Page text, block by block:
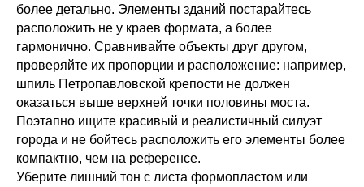
более детально. Элементы зданий постарайтесь
расположить не у краев формата, а более
гармонично. Сравнивайте объекты друг другом,
проверяйте их пропорции и расположение: например,
шпиль Петропавловской крепости не должен
оказаться выше верхней точки половины моста.
Поэтапно ищите красивый и реалистичный силуэт
города и не бойтесь расположить его элементы более
компактно, чем на референсе.
Уберите лишний тон с листа формопластом или